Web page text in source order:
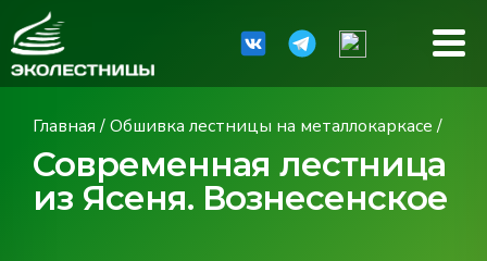
Главная/Обшивка лестницы на металлокаркасе/
Современная лестница
из Ясеня. Вознесенское